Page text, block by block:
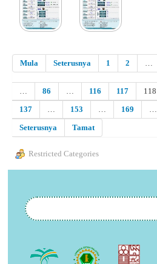
Mula Seterusnya 1 2 …
…
86 … 116 117 118
137
… 153 … 169 …
Seterusnya
Tamat
Restricted Categories